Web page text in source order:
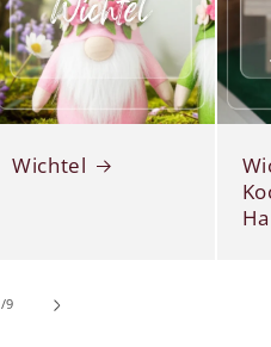
Wichtel
/von
9